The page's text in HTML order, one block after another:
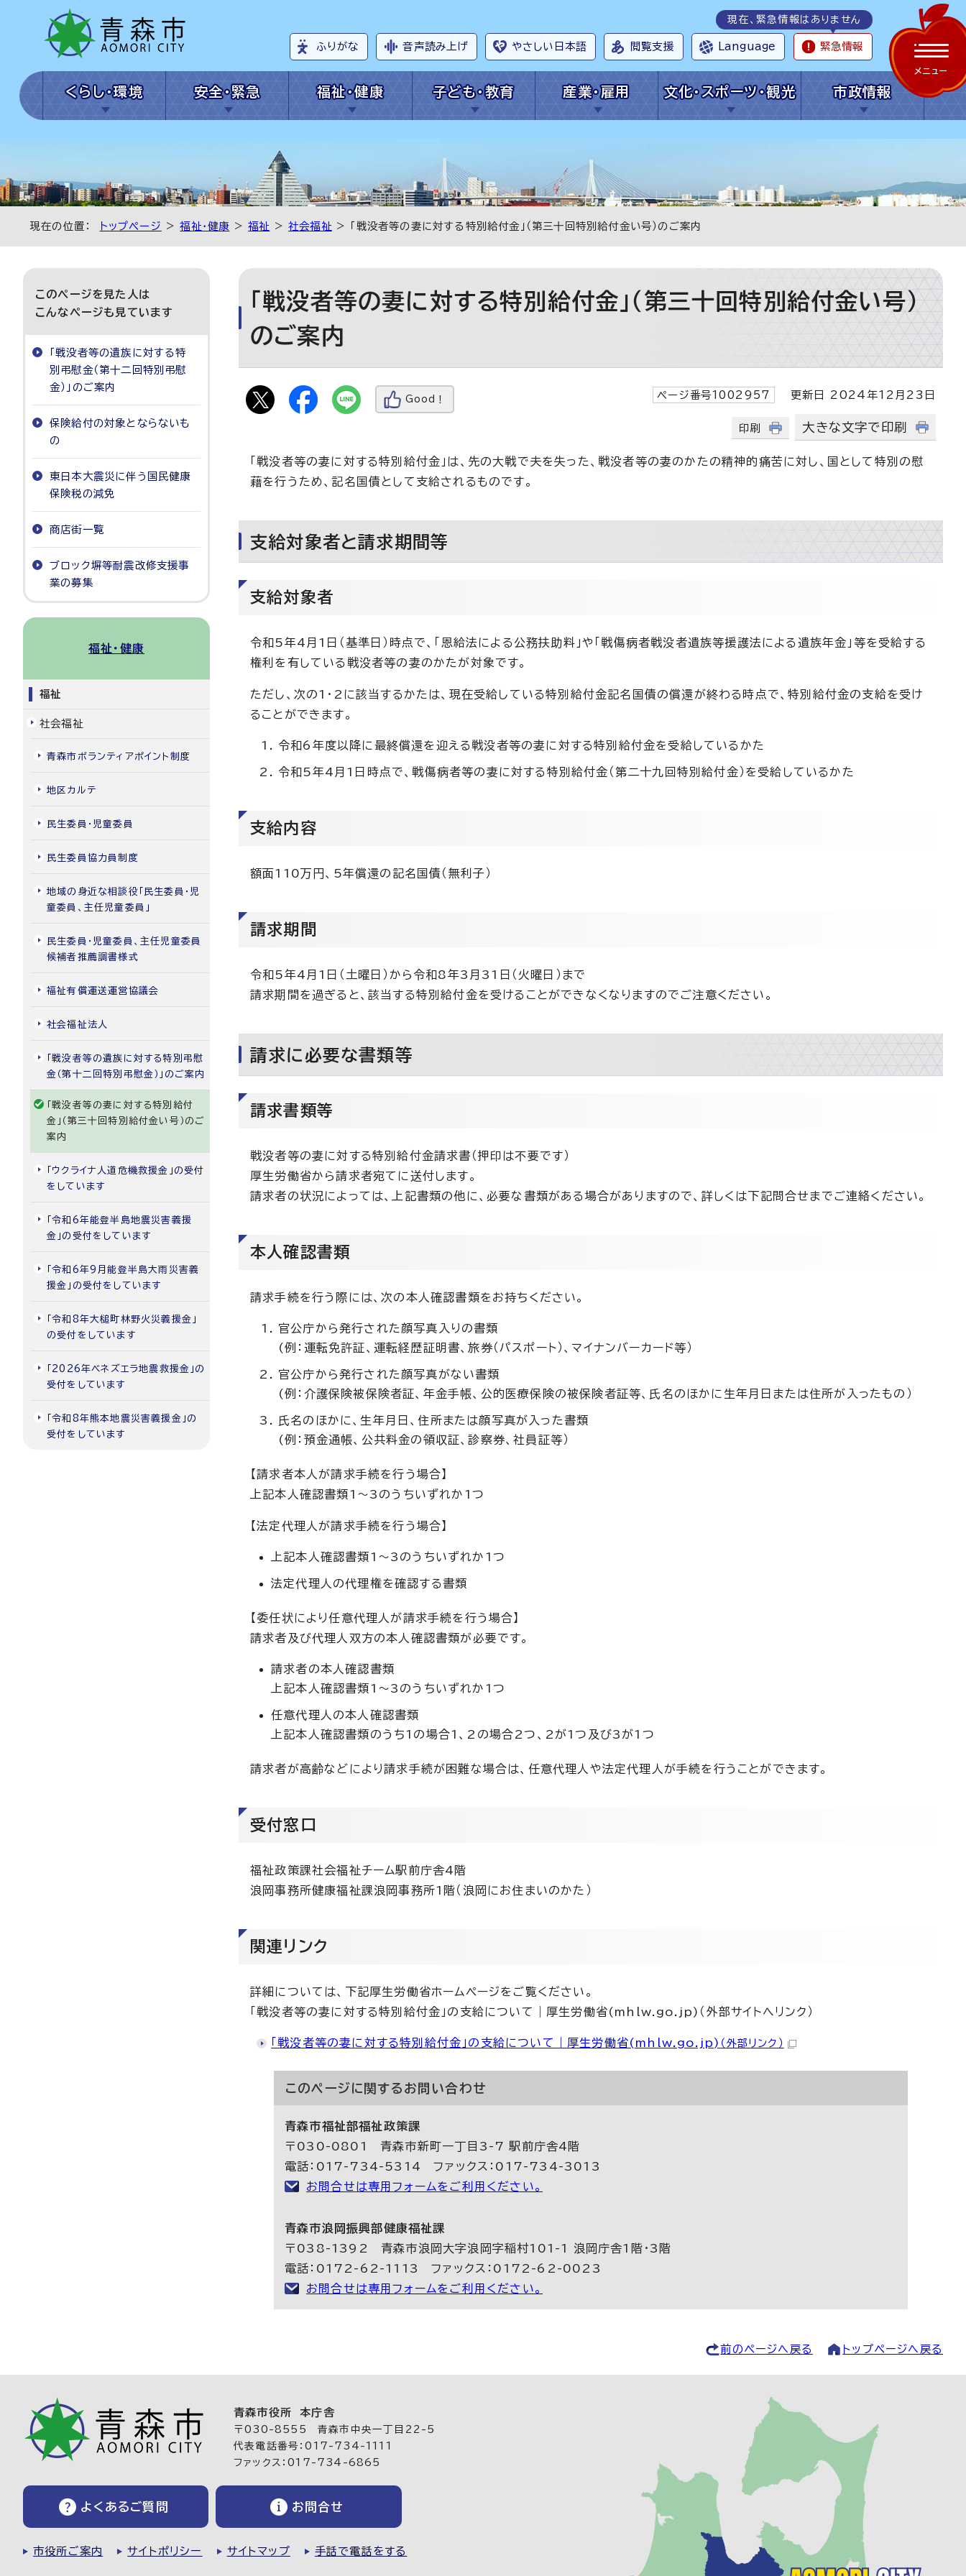
現在、緊急情報はありません
ふりがな 音声読み上げ やさしい日本語 閲覧支援 Language 緊急情報
メニュー
くらし・環境 安全・緊急 福祉・健康 子ども・教育 産業・雇用 文化・スポーツ・観光 市政情報
現在の位置： トップページ >福祉・健康 >福祉 >社会福祉 > 「戦没者等の妻に対する特別給付金」（第三十回特別給付金い号）のご案内
「戦没者等の妻に対する特別給付金」（第三十回特別給付金い号）
のご案内
Good！ ページ番号1002957 更新日 2024年12月23日
印刷 大きな文字で印刷
「戦没者等の妻に対する特別給付金」は、先の大戦で夫を失った、戦没者等の妻のかたの精神的痛苦に対し、国として特別の慰
藉を行うため、記名国債として支給されるものです。
支給対象者と請求期間等
支給対象者
令和5年4月1日（基準日）時点で、「恩給法による公務扶助料」や「戦傷病者戦没者遺族等援護法による遺族年金」等を受給する
権利を有している戦没者等の妻のかたが対象です。
ただし、次の1・2に該当するかたは、現在受給している特別給付金記名国債の償還が終わる時点で、特別給付金の支給を受け
ることができます。
令和6年度以降に最終償還を迎える戦没者等の妻に対する特別給付金を受給しているかた
令和5年4月1日時点で、戦傷病者等の妻に対する特別給付金（第二十九回特別給付金）を受給しているかた
支給内容
額面110万円、5年償還の記名国債（無利子）
請求期間
令和5年4月1日（土曜日）から令和8年3月31日（火曜日）まで
請求期間を過ぎると、該当する特別給付金を受けることができなくなりますのでご注意ください。
請求に必要な書類等
請求書類等
戦没者等の妻に対する特別給付金請求書（押印は不要です）
厚生労働省から請求者宛てに送付します。
請求者の状況によっては、上記書類の他に、必要な書類がある場合がありますので、詳しくは下記問合せまでご連絡ください。
本人確認書類
請求手続を行う際には、次の本人確認書類をお持ちください。
官公庁から発行された顔写真入りの書類
(例：運転免許証、運転経歴証明書、旅券（パスポート）、マイナンバーカード等）
官公庁から発行された顔写真がない書類
(例：介護保険被保険者証、年金手帳、公的医療保険の被保険者証等、氏名のほかに生年月日または住所が入ったもの）
氏名のほかに、生年月日、住所または顔写真が入った書類
(例：預金通帳、公共料金の領収証、診察券、社員証等）
【請求者本人が請求手続を行う場合】
上記本人確認書類1～3のうちいずれか1つ
【法定代理人が請求手続を行う場合】
上記本人確認書類1～3のうちいずれか1つ
法定代理人の代理権を確認する書類
【委任状により任意代理人が請求手続を行う場合】
請求者及び代理人双方の本人確認書類が必要です。
請求者の本人確認書類
上記本人確認書類1～3のうちいずれか1つ
任意代理人の本人確認書類
上記本人確認書類のうち1の場合1、2の場合2つ、2が1つ及び3が1つ
請求者が高齢などにより請求手続が困難な場合は、任意代理人や法定代理人が手続を行うことができます。
受付窓口
福祉政策課社会福祉チーム駅前庁舎4階
浪岡事務所健康福祉課浪岡事務所1階（浪岡にお住まいのかた）
関連リンク
詳細については、下記厚生労働省ホームページをご覧ください。
「戦没者等の妻に対する特別給付金」の支給について｜厚生労働省(mhlw.go.jp)（外部サイトへリンク）
「戦没者等の妻に対する特別給付金」の支給について｜厚生労働省(mhlw.go.jp) （外部リンク）
このページに関する お問い合わせ
青森市福祉部福祉政策課
〒030-0801 青森市新町一丁目3-7 駅前庁舎4階
電話：017-734-5314 ファックス：017-734-3013
お問合せは専用フォームをご利用ください。
青森市浪岡振興部健康福祉課
〒038-1392 青森市浪岡大字浪岡字稲村101-1 浪岡庁舎1階・3階
電話：0172-62-1113 ファックス：0172-62-0023
お問合せは専用フォームをご利用ください。
このページを見た人は
こんなページも見ています
「戦没者等の遺族に対する特
別弔慰金（第十二回特別弔慰
金）」のご案内
保険給付の対象とならないも
の
東日本大震災に伴う国民健康
保険税の減免
商店街一覧
ブロック塀等耐震改修支援事
業の募集
福祉・健康
福祉
社会福祉
青森市ボランティアポイント制度
地区カルテ
民生委員・児童委員
民生委員協力員制度
地域の身近な相談役「民生委員・児
童委員、主任児童委員」
民生委員・児童委員、主任児童委員
候補者推薦調書様式
福祉有償運送運営協議会
社会福祉法人
「戦没者等の遺族に対する特別弔慰
金（第十二回特別弔慰金）」のご案内
「戦没者等の妻に対する特別給付
金」（第三十回特別給付金い号）のご
案内
「ウクライナ人道危機救援金」の受付
をしています
「令和6年能登半島地震災害義援
金」の受付をしています
「令和6年9月能登半島大雨災害義
援金」の受付をしています
「令和8年大槌町林野火災義援金」
の受付をしています
「2026年ベネズエラ地震救援金」の
受付をしています
「令和8年熊本地震災害義援金」の
受付をしています
前のページへ戻る トップページへ戻る
青森市役所 本庁舎
〒030-8555 青森市中央一丁目22-5
代表電話番号：017-734-1111
ファックス：017-734-6865
よくあるご質問 お問合せ
市役所ご案内 サイトポリシー サイトマップ 手話で電話をする